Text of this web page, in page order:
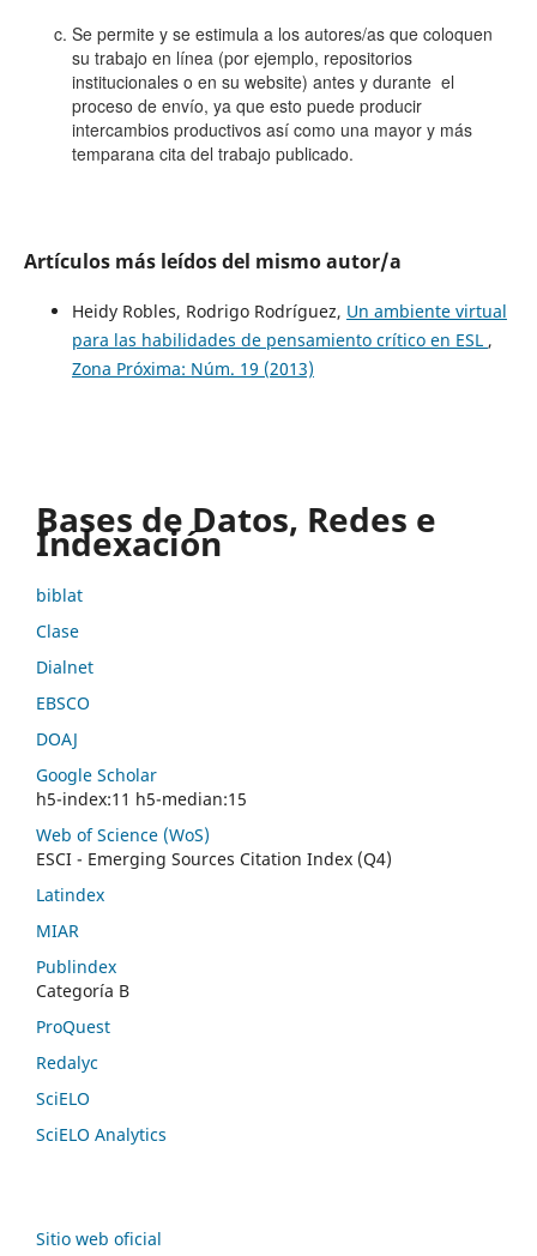
Se permite y se estimula a los autores/as que coloquen
su trabajo en línea (por ejemplo, repositorios
institucionales o en su website) antes y durante el
proceso de envío, ya que esto puede producir
intercambios productivos así como una mayor y más
temparana cita del trabajo publicado.
Artículos más leídos del mismo autor/a
Heidy Robles, Rodrigo Rodríguez, Un ambiente virtual
para las habilidades de pensamiento crítico en ESL ,
Zona Próxima: Núm. 19 (2013)
Bases de Datos, Redes e
Indexación
biblat
Clase
Dialnet
EBSCO
DOAJ
Google Scholar
h5-index:11 h5-median:15
Web of Science (WoS)
ESCI - Emerging Sources Citation Index (Q4)
Latindex
MIAR
Publindex
Categoría B
ProQuest
Redalyc
SciELO
SciELO Analytics
Sitio web oficial